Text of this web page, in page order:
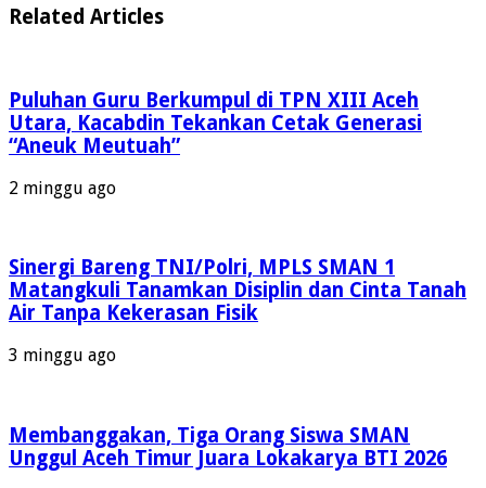
Related Articles
Puluhan Guru Berkumpul di TPN XIII Aceh
Utara, Kacabdin Tekankan Cetak Generasi
“Aneuk Meutuah”
2 minggu ago
Sinergi Bareng TNI/Polri, MPLS SMAN 1
Matangkuli Tanamkan Disiplin dan Cinta Tanah
Air Tanpa Kekerasan Fisik
3 minggu ago
Membanggakan, Tiga Orang Siswa SMAN
Unggul Aceh Timur Juara Lokakarya BTI 2026